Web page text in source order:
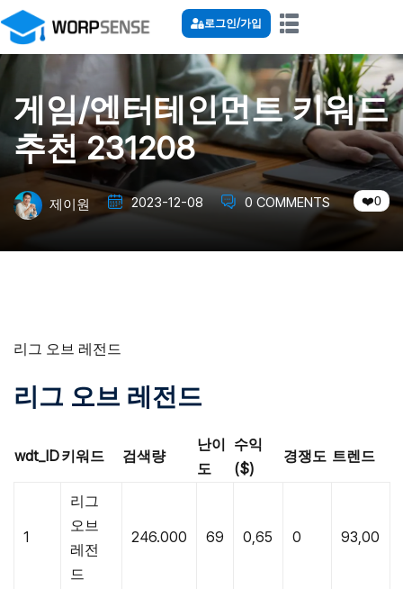
로그인/가입
게임/엔터테인먼트 키워드
추천 231208
제이원 2023-12-08 0 COMMENTS 0
리그 오브 레전드
리그 오브 레전드
wdt_ID키워드 검색량
난이
도
수익
($)
경쟁도 트렌드
1
리그
오브
레전
드
246.000 69 0,65 0 93,00